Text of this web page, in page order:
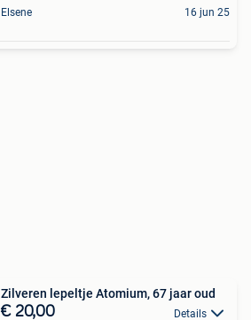
Elsene 16 jun 25
Zilveren lepeltje Atomium, 67 jaar oud
€ 20,00 Details